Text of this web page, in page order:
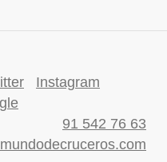
Instagram
91 542 76 63